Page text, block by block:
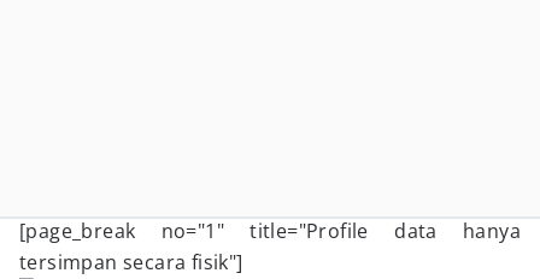
[page_break no="1" title="Profile data hanya
tersimpan secara fisik"]